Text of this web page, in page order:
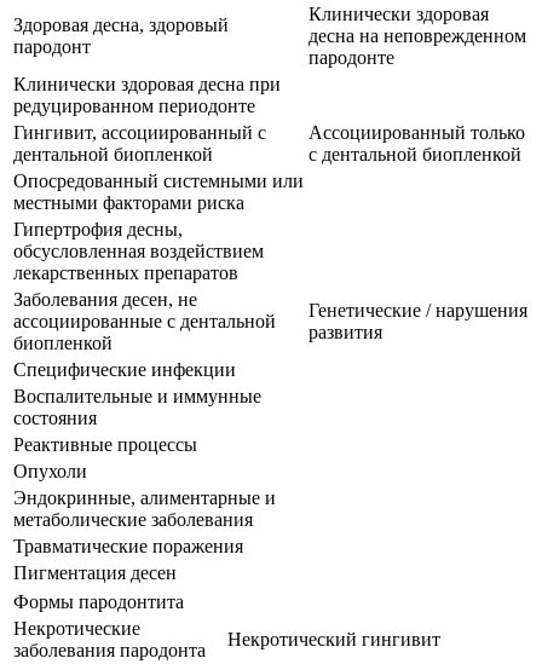
Здоровая десна, здоровый
пародонт
Клинически здоровая
десна на неповрежденном
пародонте
Клинически здоровая десна при
редуцированном периодонте
Гингивит, ассоциированный с
дентальной биопленкой
Ассоциированный только
с дентальной биопленкой
Опосредованный системными или
местными факторами риска
Гипертрофия десны,
обсусловленная воздействием
лекарственных препаратов
Заболевания десен, не
ассоциированные с дентальной
биопленкой
Генетические / нарушения
развития
Специфические инфекции
Воспалительные и иммунные
состояния
Реактивные процессы
Опухоли
Эндокринные, алиментарные и
метаболические заболевания
Травматические поражения
Пигментация десен
Формы пародонтита
Некротические
заболевания пародонта
Некротический гингивит